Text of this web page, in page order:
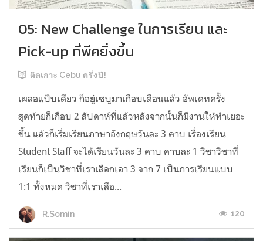
05: New Challenge ในการเรียน และ
Pick-up ที่พีคยิ่งขึ้น
ติดเกาะ Cebu ครึ่งปี!
เผลอแป๊บเดียว ก็อยู่เซบูมาเกือบเดือนแล้ว อัพเดทครั้ง
สุดท้ายก็เกือบ 2 สัปดาห์ที่แล้วหลังจากนั้นก็มีงานให้ทำเยอะ
ขึ้น แล้วก็เริ่มเรียนภาษาอังกฤษวันละ 3 คาบ เรื่องเรียน
Student Staff จะได้เรียนวันละ 3 คาบ คาบละ 1 วิชาวิชาที่
เรียนก็เป็นวิชาที่เราเลือกเอา 3 จาก 7 เป็นการเรียนแบบ
1:1 ทั้งหมด วิชาที่เราเลือ...
R.Somin 120